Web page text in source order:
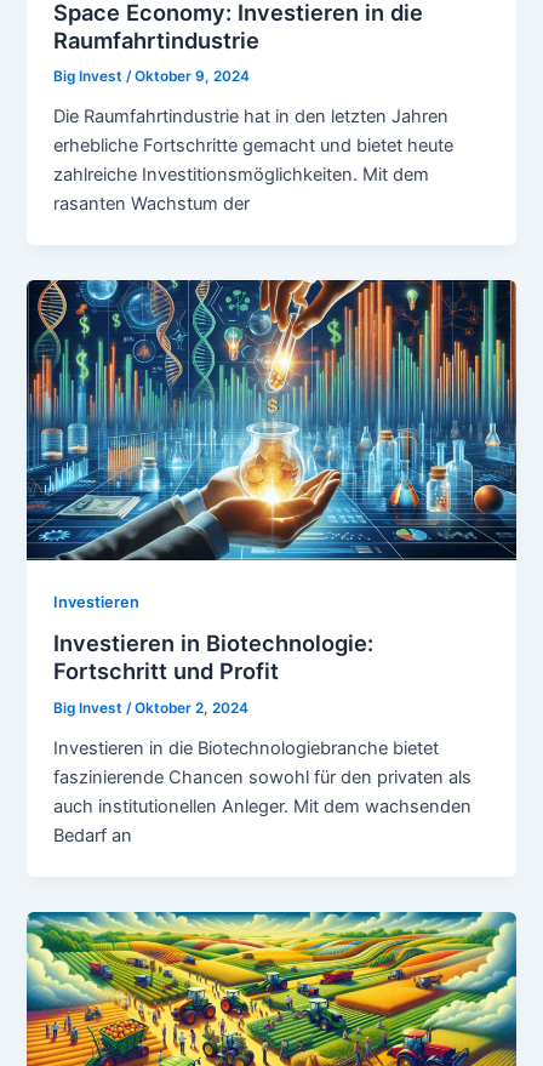
Space Economy: Investieren in die
Raumfahrtindustrie
Big Invest/Oktober 9, 2024
Die Raumfahrtindustrie hat in den letzten Jahren
erhebliche Fortschritte gemacht und bietet heute
zahlreiche Investitionsmöglichkeiten. Mit dem
rasanten Wachstum der
Investieren
Investieren in Biotechnologie:
Fortschritt und Profit
Big Invest/Oktober 2, 2024
Investieren in die Biotechnologiebranche bietet
faszinierende Chancen sowohl für den privaten als
auch institutionellen Anleger. Mit dem wachsenden
Bedarf an